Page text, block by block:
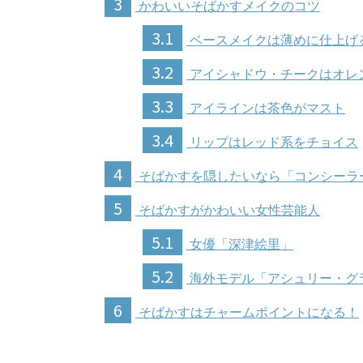
かわいいそばかすメイクのコツ
3.1 ベースメイクは薄めに仕上げ
3.2 アイシャドウ・チークはオレ
3.3 アイラインは茶色がマスト
3.4 リップはレッド系をチョイス
4 そばかすを隠したいなら「コンシーラ
5 そばかすがかわいい女性芸能人
5.1 女優「深津絵里」
5.2 海外モデル「アシュリー・グ
6 そばかすはチャームポイントになる！